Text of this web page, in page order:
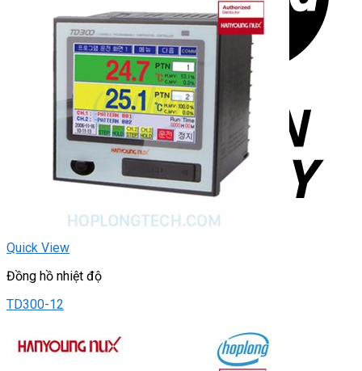
Quick View
Đồng hồ nhiệt độ
TD300-12